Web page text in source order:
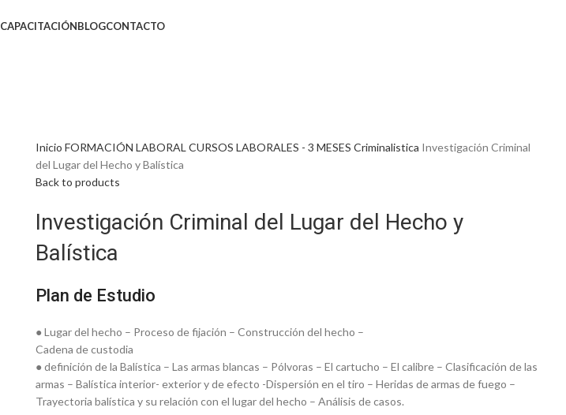
CAPACITACIÓNBLOGCONTACTO
Inicio FORMACIÓN LABORAL CURSOS LABORALES - 3 MESES Criminalistica Investigación Criminal
del Lugar del Hecho y Balística
Back to products
Investigación Criminal del Lugar del Hecho y
Balística
Plan de Estudio
● Lugar del hecho – Proceso de fijación – Construcción del hecho –
Cadena de custodia
● definición de la Balística – Las armas blancas – Pólvoras – El cartucho – El calibre – Clasificación de las
armas – Balística interior- exterior y de efecto -Dispersión en el tiro – Heridas de armas de fuego –
Trayectoria balística y su relación con el lugar del hecho – Análisis de casos.